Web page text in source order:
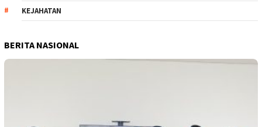
KEJAHATAN
BERITA NASIONAL